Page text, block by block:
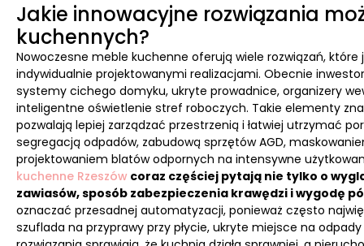
Jakie innowacyjne rozwiązania
kuchennych?
Nowoczesne meble kuchenne oferują wiele rozwiązań, które
indywidualnie projektowanymi realizacjami. Obecnie
systemy cichego domyku, ukryte prowadnice, organizery
inteligentne oświetlenie stref roboczych. Takie elementy
pozwalają lepiej zarządzać przestrzenią i łatwiej utrzymać
segregacją odpadów, zabudową sprzętów AGD,
projektowaniem blatów odpornych na intensywne
kuchenne Rzeszów coraz częściej pytają nie tylko o
zawiasów, sposób zabezpieczenia krawędzi i wygodę
oznaczać przesadnej automatyzacji, ponieważ często
szuflada na przyprawy przy płycie, ukryte miejsce na